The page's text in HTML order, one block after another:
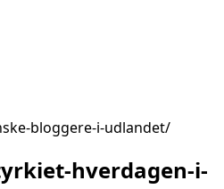
bloggere-i-udlandet
hverdagen-i-